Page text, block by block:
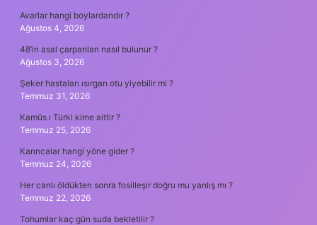
Avarlar hangi boylardandır ?
Ağustos 4, 2026
48’in asal çarpanları nasıl bulunur ?
Ağustos 3, 2026
Şeker hastaları ısırgan otu yiyebilir mi ?
Temmuz 31, 2026
Kamûs ı Türki kime aittir ?
Temmuz 25, 2026
Karıncalar hangi yöne gider ?
Temmuz 24, 2026
Her canlı öldükten sonra fosilleşir doğru mu yanlış mı ?
Temmuz 22, 2026
Tohumlar kaç gün suda bekletilir ?